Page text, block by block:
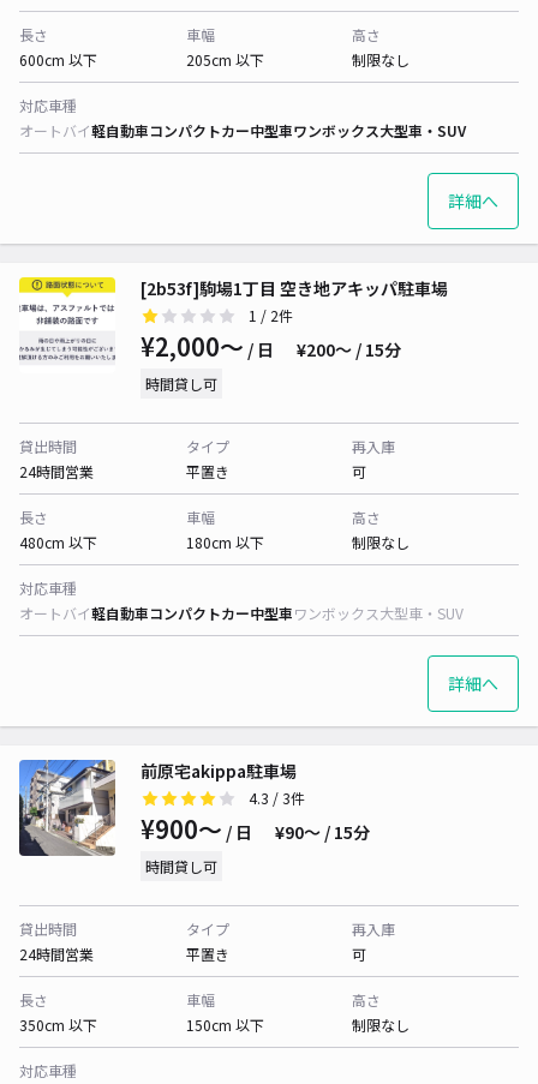
長さ
600cm 以下
車幅
205cm 以下
高さ
制限なし
対応車種
オートバイ軽自動車コンパクトカー中型車ワンボックス大型車・SUV
詳細へ
[2b53f]駒場1丁目 空き地アキッパ駐車場
1 / 2件
¥2,000〜 / 日 ¥200〜 / 15分
時間貸し可
貸出時間
24時間営業
タイプ
平置き
再入庫
可
長さ
480cm 以下
車幅
180cm 以下
高さ
制限なし
対応車種
オートバイ軽自動車コンパクトカー中型車ワンボックス大型車・SUV
詳細へ
前原宅akippa駐車場
4.3 / 3件
¥900〜 / 日 ¥90〜 / 15分
時間貸し可
貸出時間
24時間営業
タイプ
平置き
再入庫
可
長さ
350cm 以下
車幅
150cm 以下
高さ
制限なし
対応車種